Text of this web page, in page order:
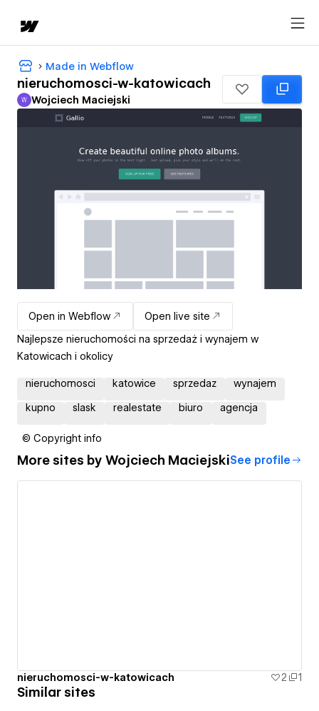
Made in Webflow
nieruchomosci-w-katowicach
Wojciech Maciejski
W Wojciech Maciejski
Open in Webflow
Open live site
Najlepsze nieruchomości na sprzedaż i wynajem w
Katowicach i okolicy
nieruchomosci katowice sprzedaz wynajem
kupno slask realestate biuro agencja
© Copyright info
More sites by Wojciech MaciejskiSee profile
nieruchomosci-w-katowicach 2 1
Similar sites